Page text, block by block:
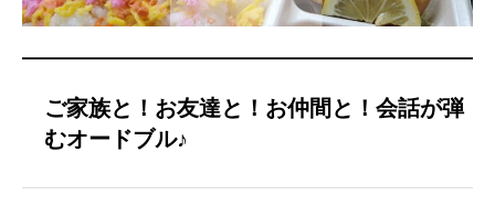
ご家族と！お友達と！お仲間と！会話が弾
むオードブル♪